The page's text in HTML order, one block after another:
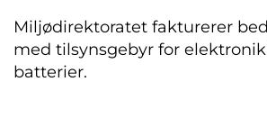
Miljødirektoratet fakturerer
med tilsynsgebyr for
batterier.